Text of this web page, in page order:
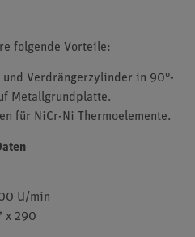
folgende Vorteile:
Verdrängerzylinder in 90°-
Metallgrundplatte.
für NiCr-Ni Thermoelemente.
U/min
x 290